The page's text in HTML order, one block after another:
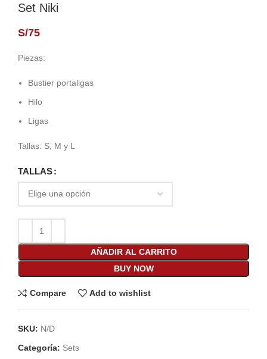
Set Niki
S/75
Piezas:
Bustier portaligas
Hilo
Ligas
Tallas: S, M y L
TALLAS
AÑADIR AL CARRITO
BUY NOW
Compare Add to wishlist
SKU: N/D
Categoría: Sets